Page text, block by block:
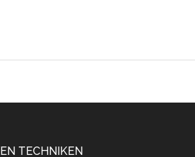
TECHNIKEN